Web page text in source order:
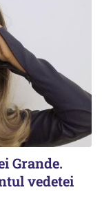
Grande.
vedetei